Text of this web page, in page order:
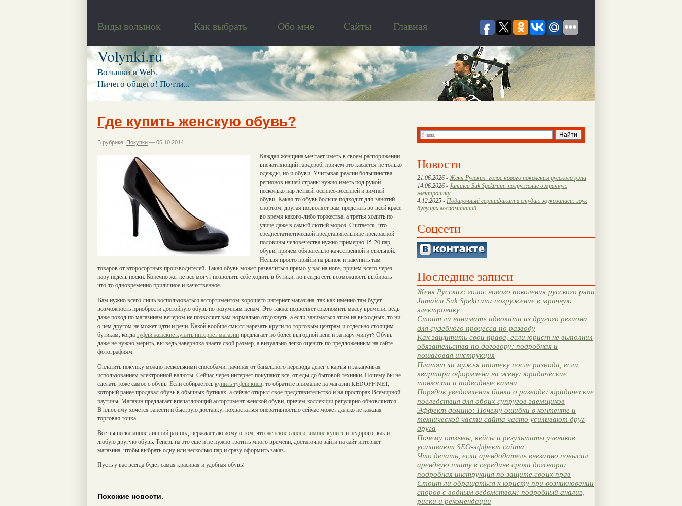
Виды волынок Как выбрать Обо мне Cайты Главная
Volynki.ru
Волынки и Web.
Ничего общего! Почти...
Новости
21.06.2026 - Женя Русских: голос нового поколения русского рэпа
14.06.2026 - Jamaica Suk Spektrum: погружение в мрачную
электронику
4.12.2025 - Подарочный сертификат в студию звукозаписи: звук
будущих воспоминаний
Соцсети
Последние записи
Женя Русских: голос нового поколения русского рэпа
Jamaica Suk Spektrum: погружение в мрачную
электронику
Стоит ли нанимать адвоката из другого региона
для судебного процесса по разводу
Как защитить свои права, если юрист не выполнил
обязательства по договору: подробная и
пошаговая инструкция
Платят ли мужья ипотеку после развода, если
квартира оформлена на жену: юридические
тонкости и подводные камни
Порядок уведомления банка о разводе: юридические
последствия для обоих супругов заемщиков
Эффект домино: Почему ошибки в контенте и
технической части сайта часто усиливают друг
друга
Почему отзывы, кейсы и результаты учеников
усиливают SEO-эффект сайта
Что делать, если арендодатель внезапно повысил
арендную плату в середине срока договора:
подробная инструкция по защите своих прав
Стоит ли обращаться к юристу при возникновении
споров с водным ведомством: подробный анализ,
риски и рекомендации
Где купить женскую обувь?
В рубрике: Покупки — 05.10.2014
Каждая женщина мечтает иметь в своем распоряжении
впечатляющий гардероб, причем это касается не только
одежды, но и обуви. Учитывая реалии большинства
регионов нашей страны нужно иметь под рукой
несколько пар летней, осеннее-весенней и зимней
обуви. Какая-то обувь больше подходит для занятий
спортом, другая позволяет вам предстать во всей красе
во время какого-либо торжества, а третья ходить по
улице даже в самый лютый мороз. Считается, что
среднестатистической представительнице прекрасной
половины человечества нужно примерно 15-20 пар
обуви, причем обязательно качественной и стильной.
Нельзя просто прийти на рынок и накупить там
товаров от второсортных производителей. Такая обувь может развалиться прямо у вас на ноге, причем всего через
пару недель носки. Конечно же, не все могут позволить себе ходить в бутики, но всегда есть возможность выбирать
что-то одновременно приличное и качественное.
Вам нужно всего лишь воспользоваться ассортиментом хорошего интернет магазина, так как именно там будет
возможность приобрести достойную обувь по разумным ценам. Это также позволяет сэкономить массу времени, ведь
даже поход по магазинам вечером не позволяет вам нормально отдохнуть, а если заниматься этим на выходных, то ни
о чем другом не может идти и речи. Какой вообще смысл нарезать круги по торговым центрам и отдельно стоящим
бутикам, когдатуфли женские купить интернет магазинпредлагает по более выгодной цене и за пару минут? Обувь
даже не нужно мерить, вы ведь наверняка знаете свой размер, а визуально легко оценить по предложенным на сайте
фотографиям.
Оплатить покупку можно несколькими способами, начиная от банального перевода денег с карты и заканчивая
использованием электронной валюты. Сейчас через интернет покупают все, от еды до бытовой техники. Почему бы не
сделать тоже самое с обувь. Если собираетеськупить туфли киев , то обратите внимание на магазин KEDOFF.NET,
который ранее продавал обувь в обычных бутиках, а сейчас открыл свое представительство и на просторах Всемирной
паутины. Магазин предлагает впечатляющий ассортимент женской обуви, причем коллекции регулярно обновляются.
В плюс ему хочется занести и быструю доставку, похвастаться оперативностью сейчас может далеко не каждая
торговая точка.
Все вышесказанное лишний раз подтверждает аксиому о том, чтоженские сапоги зимние купитьи недорого, как и
любую другую обувь. Теперь на это еще и не нужно тратить много времени, достаточно зайти на сайт интернет
магазина, чтобы выбрать одну или несколько пар и сразу оформить заказ.
Пусть у вас всегда будет самая красивая и удобная обувь!
Похожие новости.